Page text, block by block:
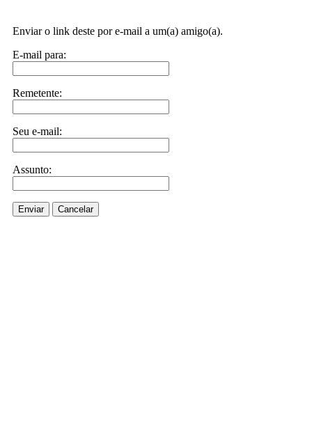
Enviar o link deste por e-mail a um(a) amigo(a).
E-mail para:
Remetente:
Seu e-mail:
Assunto:
Enviar Cancelar